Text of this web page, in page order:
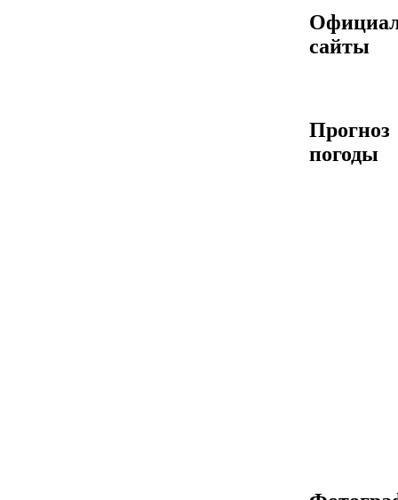
сайты
Прогноз
погоды